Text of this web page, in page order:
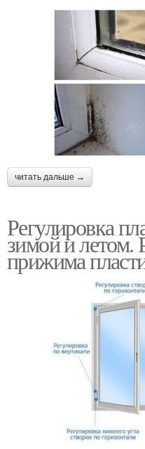
читать дальше →
Регулировка
зимой и летом.
прижима